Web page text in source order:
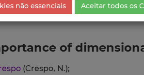
of
(Crespo, N.);
não essenciais Aceitar todos os